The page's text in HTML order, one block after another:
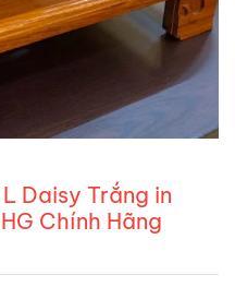
Daisy Trắng in
Chính Hãng